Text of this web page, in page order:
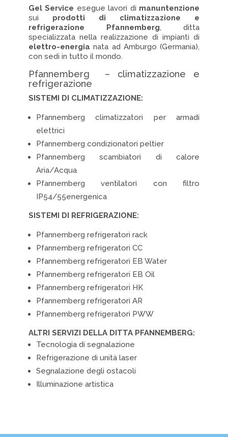
Gel Service esegue lavori di manuntenzione
sui prodotti di climatizzazione e
refrigerazione Pfannemberg, ditta
specializzata nella realizzazione di impianti di
elettro-energia nata ad Amburgo (Germania),
con sedi in tutto il mondo.
Pfannemberg – climatizzazione e
refrigerazione
SISTEMI DI CLIMATIZZAZIONE:
Pfannemberg climatizzatori per armadi
elettrici
Pfannemberg condizionatori peltier
Pfannemberg scambiatori di calore
Aria/Acqua
Pfannemberg ventilatori con filtro
IP54/55energenica
SISTEMI DI REFRIGERAZIONE:
Pfannemberg refrigeratori rack
Pfannemberg refrigeratori CC
Pfannemberg refrigeratori EB Water
Pfannemberg refrigeratori EB Oil
Pfannemberg refrigeratori HK
Pfannemberg refrigeratori AR
Pfannemberg refrigeratori PWW
ALTRI SERVIZI DELLA DITTA PFANNEMBERG:
Tecnologia di segnalazione
Refrigerazione di unità laser
Segnalazione degli ostacoli
Illuminazione artistica